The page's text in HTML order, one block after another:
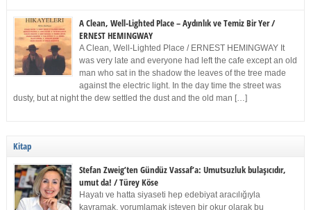
A Clean, Well-Lighted Place – Aydınlık ve Temiz Bir Yer /
ERNEST HEMINGWAY
A Clean, Well-Lighted Place / ERNEST HEMINGWAY It
was very late and everyone had left the cafe except an old
man who sat in the shadow the leaves of the tree made
against the electric light. In the day time the street was
dusty, but at night the dew settled the dust and the old man […]
Kitap
Stefan Zweig’ten Gündüz Vassaf’a: Umutsuzluk bulaşıcıdır,
umut da! / Türey Köse
Hayatı ve hatta siyaseti hep edebiyat aracılığıyla
kavramak, yorumlamak isteyen bir okur olarak bu